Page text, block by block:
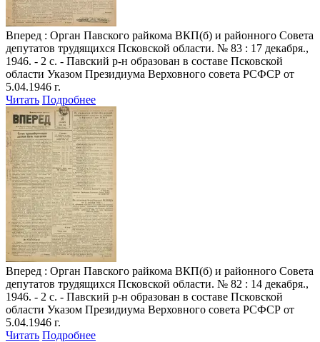
Вперед : Орган Павского райкома ВКП(б) и районного Совета
депутатов трудящихся Псковской области. № 83 : 17 декабря.,
1946. - 2 с. - Павский р-н образован в составе Псковской
области Указом Президиума Верховного совета РСФСР от
5.04.1946 г.
Читать Подробнее
Вперед : Орган Павского райкома ВКП(б) и районного Совета
депутатов трудящихся Псковской области. № 82 : 14 декабря.,
1946. - 2 с. - Павский р-н образован в составе Псковской
области Указом Президиума Верховного совета РСФСР от
5.04.1946 г.
Читать Подробнее